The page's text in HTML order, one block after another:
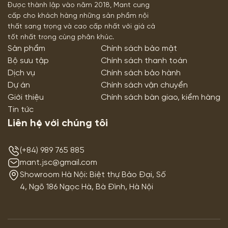
Được thành lập vào năm 2018, Mant cung
cấp cho khách hàng những sản phẩm nội
thất sang trọng và cao cấp nhất với giá cả
tốt nhất trong cùng phân khúc.
Sản phẩm
Bộ sưu tập
Dịch vụ
Dự án
Giới thiệu
Tin tức
Chính sách bảo mật
Chính sách thanh toán
Chính sách bảo hành
Chính sách vận chuyển
Chính sách bàn giao, kiểm hàng
Liên hệ với chúng tôi
(+84) 989 765 885
mant.jsc@gmail.com
Showroom Hà Nội: Biệt thự Bảo Đại, Số
4, Ngõ 186 Ngọc Hà, Bà Đình, Hà Nội